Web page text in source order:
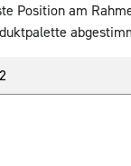
Position am